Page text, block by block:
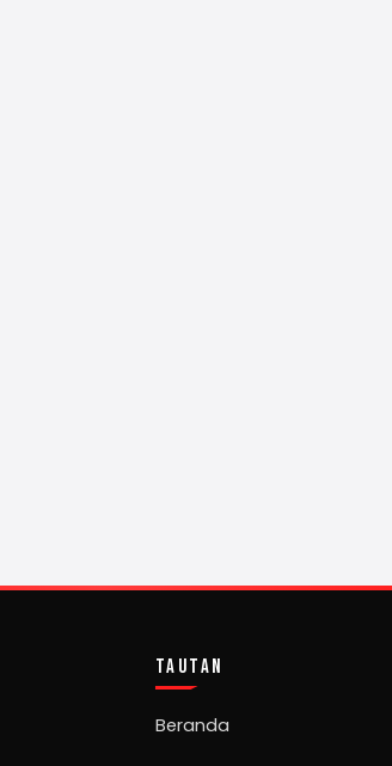
TAUTAN
Beranda